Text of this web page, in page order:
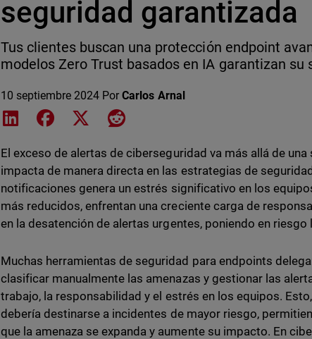
seguridad garantizada
Tus clientes buscan una protección endpoint
modelos Zero Trust basados en IA garantizan
10 septiembre 2024 PorCarlos Arnal
Share on LinkedIn
Share on Facebook
Share on XShare on Reddit
El exceso de alertas de ciberseguridad va más allá de
impacta de manera directa en las estrategias de
notificaciones genera un estrés significativo en los
más reducidos, enfrentan una creciente carga de
en la desatención de alertas urgentes, poniendo en
Muchas herramientas de seguridad para endpoints
clasificar manualmente las amenazas y gestionar las
trabajo, la responsabilidad y el estrés en los equipos.
debería destinarse a incidentes de mayor riesgo,
que la amenaza se expanda y aumente su impacto. En